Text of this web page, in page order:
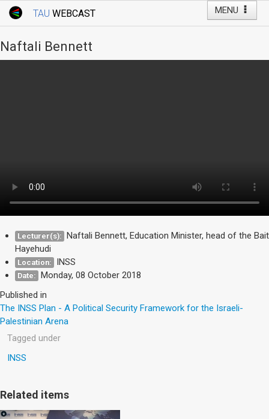
MENU
TAU WEBCAST
Webcast: Courses
Tel Aviv University
Naftali Bennett
Lecturer(s): Naftali Bennett, Education Minister, head of the Bait
Hayehudi
Location: INSS
Date: Monday, 08 October 2018
Published in
The INSS Plan - A Political Security Framework for the Israeli-
Palestinian Arena
Tagged under
INSS
Related items